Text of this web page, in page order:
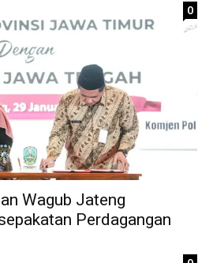
0
Wagub Jateng
Perdagangan